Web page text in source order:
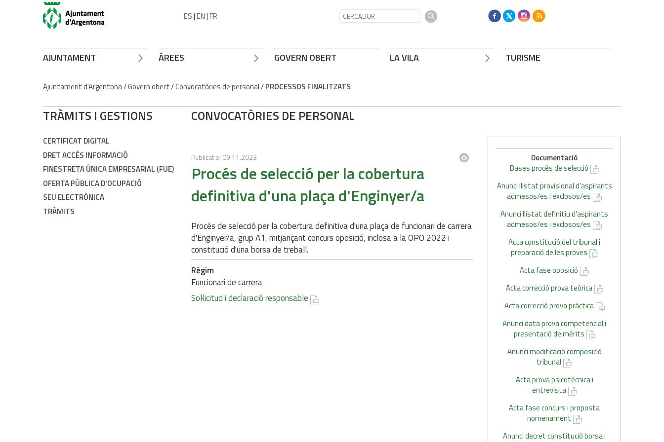
ES|EN|FR
AJUNTAMENT ÀREES GOVERN OBERT LA VILA TURISME
Ajuntament d'Argentona/Govern obert/Convocatòries de personal/PROCESSOS FINALITZATS
TRÀMITS I GESTIONS
CERTIFICAT DIGITAL
DRET ACCÉS INFORMACIÓ
FINESTRETA ÚNICA EMPRESARIAL (FUE)
OFERTA PÚBLICA D'OCUPACIÓ
SEU ELECTRÒNICA
TRÀMITS
CONVOCATÒRIES DE PERSONAL
Publicat el 09.11.2023
Procés de selecció per la cobertura
definitiva d'una plaça d'Enginyer/a
Procés de selecció per la cobertura definitiva d'una plaça de funcionari de carrera
d'Enginyer/a, grup A1, mitjançant concurs oposició, inclosa a la OPO 2022 i
constitució d'una borsa de treball.
Règim
Funcionari de carrera
Sol·licitud i declaració responsable
Documentació
Bases procés de selecció
Anunci llistat provisional d'aspirants
admesos/es i exclosos/es
Anunci llistat definitiu d'aspirants
admesos/es i exclosos/es
Acta constitució del tribunal i
preparació de les proves
Acta fase oposició
Acta correcció prova teòrica
Acta correcció prova pràctica
Anunci data prova competencial i
presentació de mèrits
Anunci modificació composició
tribunal
Acta prova psicotècnica i
entrevista
Acta fase concurs i proposta
nomenament
Anunci decret constitució borsa i